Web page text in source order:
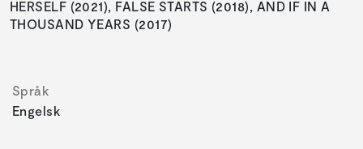
HERSELF (2021), FALSE STARTS (2018), AND IF IN A
THOUSAND YEARS (2017)
Språk
Engelsk